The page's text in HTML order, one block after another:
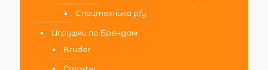
Спецтехника р/у
Игрушки по Брендам
Bruder